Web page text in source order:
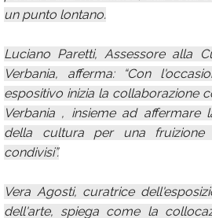
un punto lontano.
Luciano Paretti, Assessore alla
Verbania, afferma: “Con
espositivo inizia la collaborazione
Verbania , insieme ad affermare
della cultura per una fruizione
condivisi”.
Vera Agosti, curatrice
dell'arte, spiega come la